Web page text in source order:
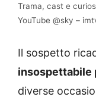
Trama, cast e
YouTube @sky –
Il sospetto
insospettabile
diverse